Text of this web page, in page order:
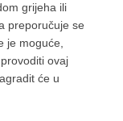
grijeha ili
preporučuje se
je moguće,
ovaj
će u